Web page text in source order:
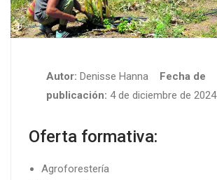
Autor: Denisse Hanna Fecha de
publicación: 4 de diciembre de 2024
Oferta formativa:
Agroforestería